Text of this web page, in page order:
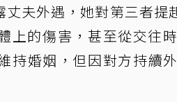
丈夫外遇，她對第三者
上的傷害，甚至從交往
持婚姻，但因對方持續